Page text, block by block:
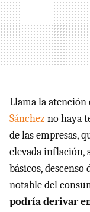
Llama la atención
Sánchez no haya
de las empresas,
elevada inflación,
básicos,
notable del
podría derivar